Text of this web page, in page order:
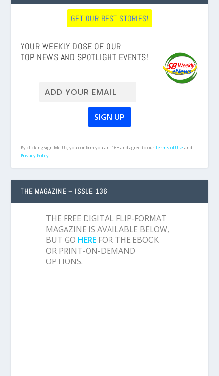
GET OUR BEST STORIES!
YOUR WEEKLY DOSE OF OUR
TOP NEWS AND SPOTLIGHT EVENTS!
By clicking Sign Me Up, you confirm you are 16+ and agree to ourTerms of Useand
Privacy Policy.
THE MAGAZINE – ISSUE 136
THE FREE DIGITAL FLIP-FORMAT
MAGAZINE IS AVAILABLE BELOW,
BUT GO HERE FOR THE EBOOK
OR PRINT-ON-DEMAND
OPTIONS.